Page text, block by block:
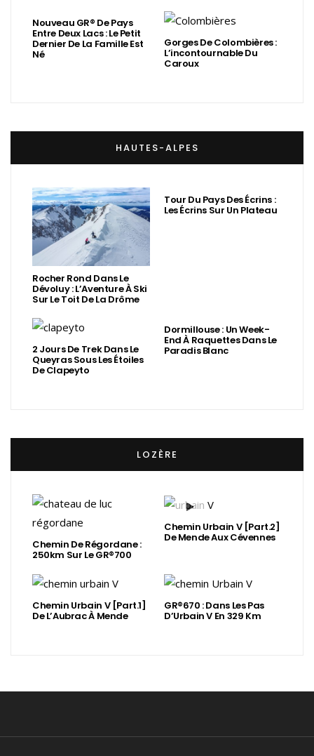
Nouveau GR® De Pays
Entre Deux Lacs : Le Petit
Dernier De La Famille Est
Né
Gorges De Colombières :
L’incontournable Du
Caroux
HAUTES-ALPES
Rocher Rond Dans Le
Dévoluy : L’Aventure À Ski
Sur Le Toit De La Drôme
Tour Du Pays Des Écrins :
Les Écrins Sur Un Plateau
2 Jours De Trek Dans Le
Queyras Sous Les Étoiles
De Clapeyto
Dormillouse : Un Week-
End À Raquettes Dans Le
Paradis Blanc
LOZÈRE
Chemin De Régordane :
250km Sur Le GR®700
Chemin Urbain V [Part.2]
De Mende Aux Cévennes
Chemin Urbain V [Part.1]
De L’Aubrac À Mende
GR®670 : Dans Les Pas
D’Urbain V En 329 Km